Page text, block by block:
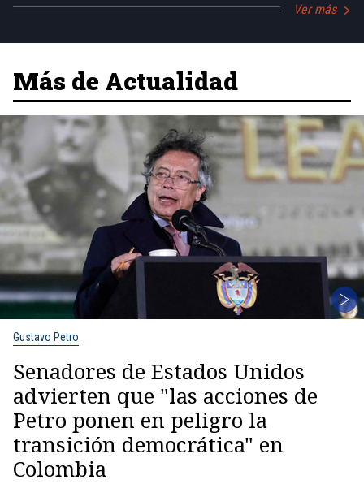
Ver más
Más de Actualidad
Gustavo Petro
Senadores de Estados Unidos
advierten que "las acciones de
Petro ponen en peligro la
transición democrática" en
Colombia